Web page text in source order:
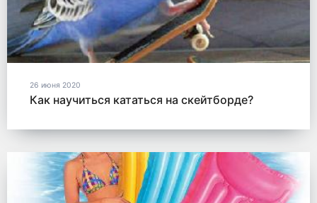
26 июня 2020
Как научиться кататься на скейтборде?